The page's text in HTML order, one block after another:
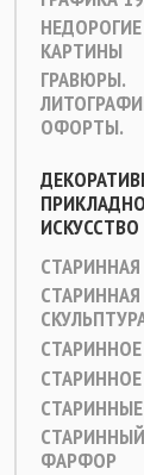
НЕДОРОГИЕ
КАРТИНЫ
ГРАВЮРЫ.
ОФОРТЫ.
ИСКУССТВО
СТАРИННАЯ
СТАРИННЫЙ
ФАРФОР